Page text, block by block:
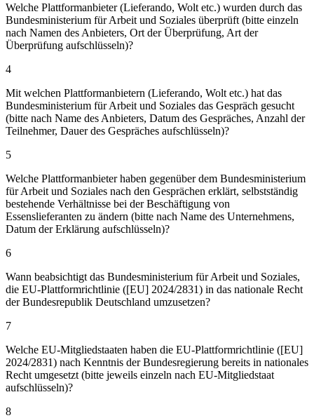
Welche Plattformanbieter (Lieferando, Wolt etc.) wurden durch das
Bundesministerium für Arbeit und Soziales überprüft (bitte einzeln
nach Namen des Anbieters, Ort der Überprüfung, Art der
Überprüfung aufschlüsseln)?
4
Mit welchen Plattformanbietern (Lieferando, Wolt etc.) hat das
Bundesministerium für Arbeit und Soziales das Gespräch gesucht
(bitte nach Name des Anbieters, Datum des Gespräches, Anzahl der
Teilnehmer, Dauer des Gespräches aufschlüsseln)?
5
Welche Plattformanbieter haben gegenüber dem Bundesministerium
für Arbeit und Soziales nach den Gesprächen erklärt, selbstständig
bestehende Verhältnisse bei der Beschäftigung von
Essenslieferanten zu ändern (bitte nach Name des Unternehmens,
Datum der Erklärung aufschlüsseln)?
6
Wann beabsichtigt das Bundesministerium für Arbeit und Soziales,
die EU-Plattformrichtlinie ([EU] 2024/2831) in das nationale Recht
der Bundesrepublik Deutschland umzusetzen?
7
Welche EU-Mitgliedstaaten haben die EU-Plattformrichtlinie ([EU]
2024/2831) nach Kenntnis der Bundesregierung bereits in nationales
Recht umgesetzt (bitte jeweils einzeln nach EU-Mitgliedstaat
aufschlüsseln)?
8